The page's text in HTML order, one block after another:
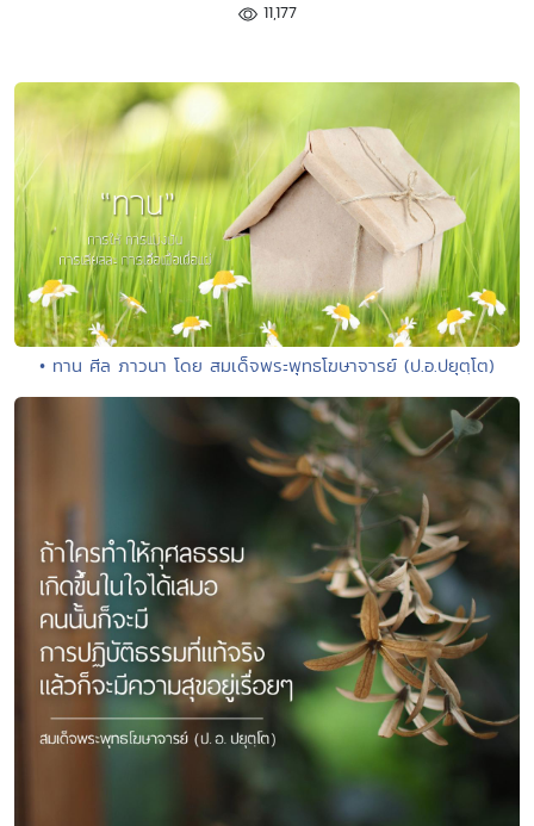
11,177
• ทาน ศีล ภาวนา โดย สมเด็จพระพุทธโฆษาจารย์ (ป.อ.ปยุตฺโต)